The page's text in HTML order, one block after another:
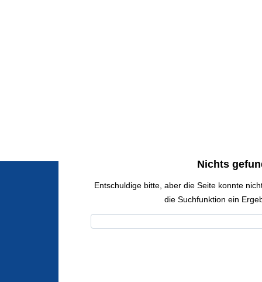
Nichts
Entschuldige bitte, aber die Seite konnte
die Suchfunktion ein